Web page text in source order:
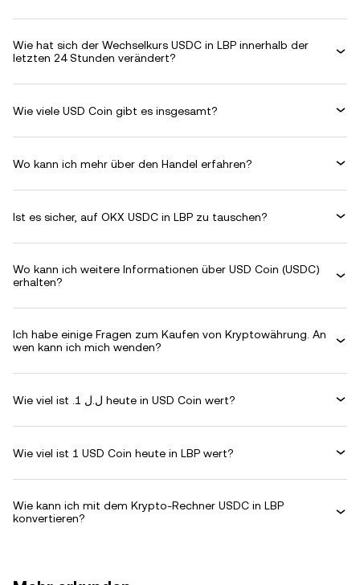
Wie hat sich der Wechselkurs USDC in LBP innerhalb der
letzten 24 Stunden verändert?
Wie viele USD Coin gibt es insgesamt?
Wo kann ich mehr über den Handel erfahren?
Ist es sicher, auf OKX USDC in LBP zu tauschen?
Wo kann ich weitere Informationen über USD Coin (USDC)
erhalten?
Ich habe einige Fragen zum Kaufen von Kryptowährung. An
wen kann ich mich wenden?
Wie viel ist .ل.ل 1 heute in USD Coin wert?
Wie viel ist 1 USD Coin heute in LBP wert?
Wie kann ich mit dem Krypto-Rechner USDC in LBP
konvertieren?